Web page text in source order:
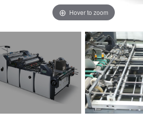
Hover to zoom